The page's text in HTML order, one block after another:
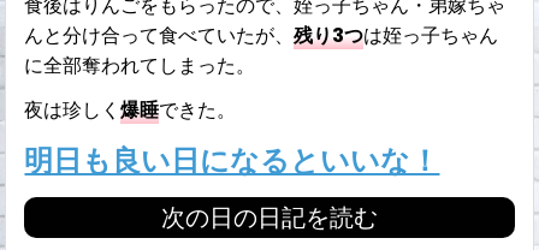
食後はりんごをもらったので、姪っ子ちゃん・弟嫁ちゃ
んと分け合って食べていたが、残り3つは姪っ子ちゃん
に全部奪われてしまった。
夜は珍しく爆睡できた。
明日も良い日になるといいな！
次の日の日記を読む